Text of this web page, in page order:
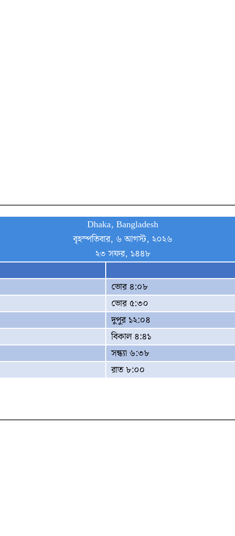
Dhaka, Bangladesh
বৃহস্পতিবার, ৬ আগস্ট, ২০২৬
২৩ সফর, ১৪৪৮
ভোর ৪:০৮
ভোর ৫:৩০
দুপুর ১২:০৪
বিকাল ৪:৪১
সন্ধ্যা ৬:৩৮
রাত ৮:০০